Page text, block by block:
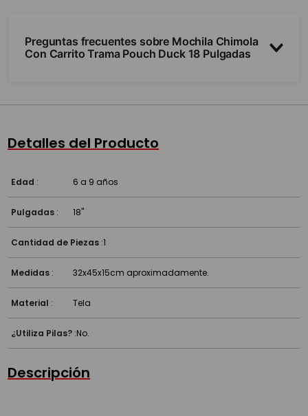
Preguntas frecuentes sobre Mochila Chimola
Con Carrito Trama Pouch Duck 18 Pulgadas
¿Es resistente?
Detalles del Producto
Edad : 6 a 9 años
Pulgadas : 18''
Cantidad de Piezas :1
Medidas : 32x45x15cm aproximadamente.
Material : Tela
¿Utiliza Pilas? :No.
Descripción